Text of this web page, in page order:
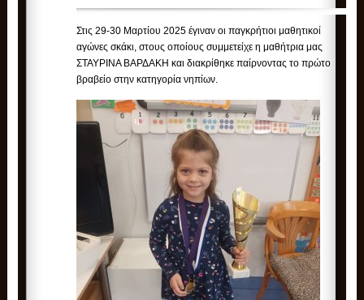
Στις 29-30 Μαρτίου 2025 έγιναν οι παγκρήτιοι μαθητικοί
αγώνες σκάκι, στους οποίους συμμετείχε η μαθήτρια μας
ΣΤΑΥΡΙΝΑ ΒΑΡΔΑΚΗ και διακρίθηκε παίρνοντας το πρώτο
βραβείο στην κατηγορία νηπίων.